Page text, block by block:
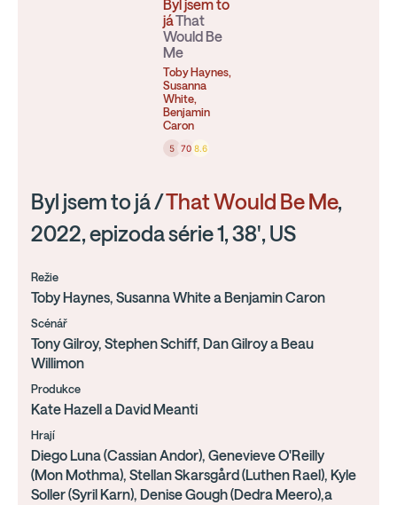
Byl jsem to
jáThat
Would Be
Me
Toby Haynes,
Susanna
White,
Benjamin
Caron
5 70 8.6
Byl jsem to já /That Would Be Me,
2022, epizoda série 1, 38', US
Režie
Toby Haynes, Susanna White a Benjamin Caron
Scénář
Tony Gilroy, Stephen Schiff, Dan Gilroy a Beau
Willimon
Produkce
Kate Hazell a David Meanti
Hrají
Diego Luna (Cassian Andor), Genevieve O'Reilly
(Mon Mothma), Stellan Skarsgård (Luthen Rael), Kyle
Soller (Syril Karn), Denise Gough (Dedra Meero),a